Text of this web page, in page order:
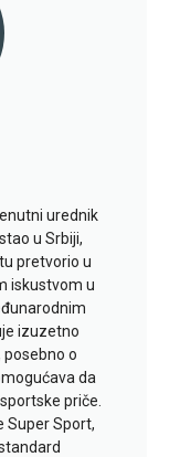
urednik
u Srbiji,
pretvorio u
iskustvom u
izuzetno
o
da
priče.
Super Sport,